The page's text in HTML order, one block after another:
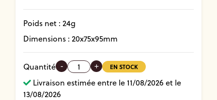
Poids net : 24g
Dimensions : 20x75x95mm
Quantité - + EN STOCK
Livraison estimée entre le 11/08/2026 et le
13/08/2026